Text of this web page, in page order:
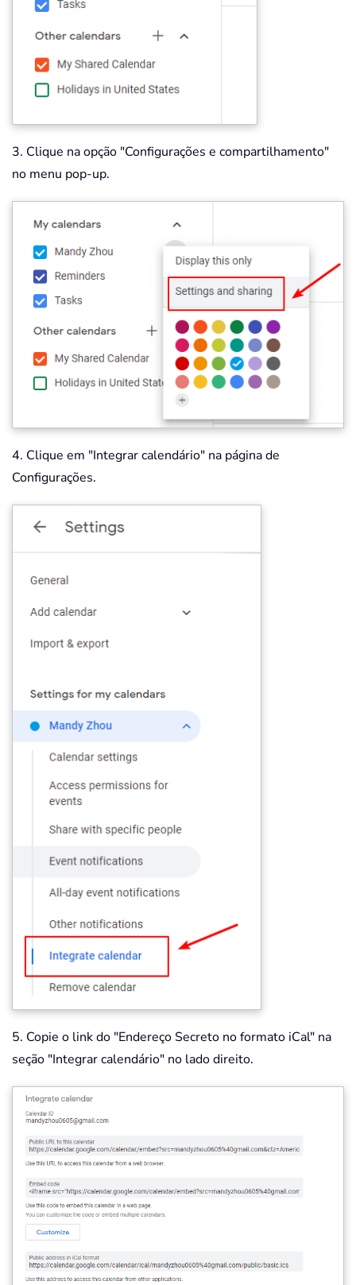
3. Clique na opção "Configurações e compartilhamento"
no menu pop-up.
4. Clique em "Integrar calendário" na página de
Configurações.
5. Copie o link do "Endereço Secreto no formato iCal" na
seção "Integrar calendário" no lado direito.